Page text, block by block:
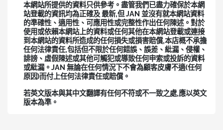
本網站所提供的資料只供參考。盡管我們已盡力確保於本網
站登載的資訊均為正確及 最新,但 JAN 並沒有就本網站資料
的準確性、適用性、可應用性或完整性作出任何陳述。對於
使用或依賴本網站上的資料或任何其他在本網站登載或連接
到本網站的資料所造成的任何損失或損害賠償,本店概不承擔
任何法律責任,包括但不限於任何錯誤、誤差、紕漏、侵權、
誹謗、虛假陳述或其他可觸犯或導致任何申索或投訴的資料
或紕漏。JAN 無論在任何情況下不會為顧客皮膚不適(任何
原因)而付上任何法律責任或賠償。
若英文版本與其中文翻譯有任何不符或不一致之處,應以英文
版本為準。